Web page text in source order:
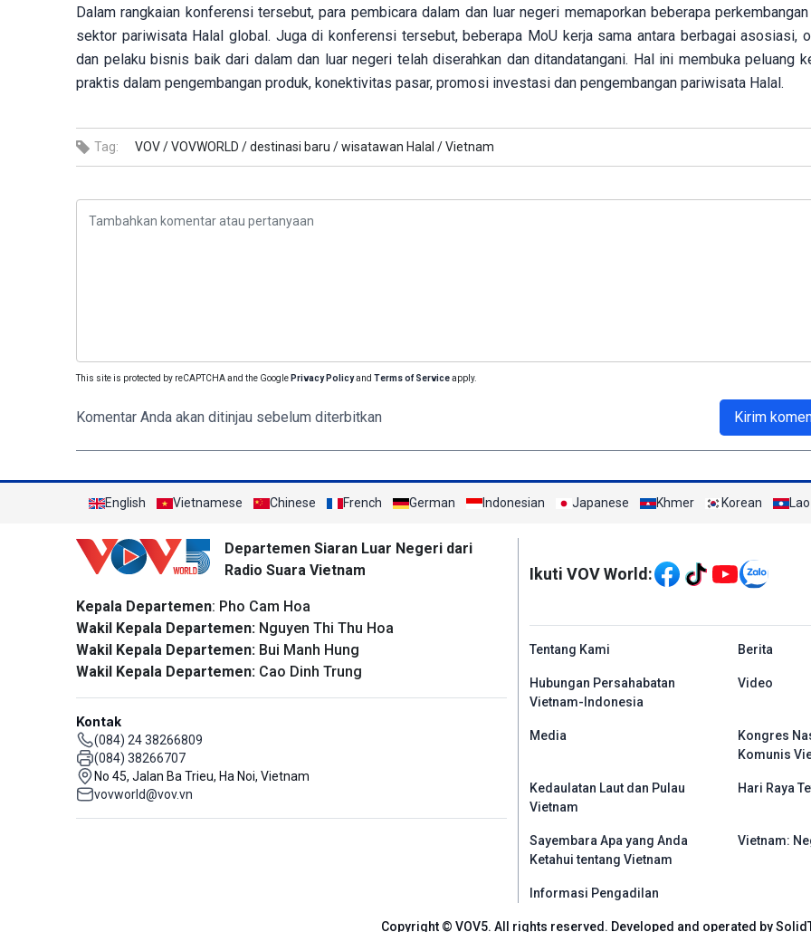
Dalam rangkaian konferensi tersebut, para pembicara dalam dan luar negeri memaporkan beberapa
sektor pariwisata Halal global. Juga di konferensi tersebut, beberapa MoU kerja sama antara berbagai asosiasi,
dan pelaku bisnis baik dari dalam dan luar negeri telah diserahkan dan ditandatangani. Hal ini membuka peluang
praktis dalam pengembangan produk, konektivitas pasar, promosi investasi dan pengembangan pariwisata Halal.
Tag: VOV /VOVWORLD /destinasi baru /wisatawan Halal /Vietnam
This site is protected by reCAPTCHA and the Google Privacy Policyand Terms of Serviceapply.
Komentar Anda akan ditinjau sebelum diterbitkan Kirim
English Vietnamese Chinese French German Indonesian Japanese Khmer Korean Lao
Departemen Siaran Luar Negeri dari
Radio Suara Vietnam
Kepala Departemen: Pho Cam Hoa
Wakil Kepala Departemen: Nguyen Thi Thu Hoa
Wakil Kepala Departemen: Bui Manh Hung
Wakil Kepala Departemen: Cao Dinh Trung
Kontak
(084) 24 38266809
(084) 38266707
No 45, Jalan Ba Trieu, Ha Noi, Vietnam
vovworld@vov.vn
Mạng xã hội
Ikuti VOV World:
menu footer tiếng Indo
Tentang Kami Berita
Hubungan Persahabatan
Vietnam-Indonesia
Video
Media
Kongres
Komunis
Kedaulatan Laut dan Pulau
Vietnam
Hari Raya
Sayembara Apa yang Anda
Ketahui tentang Vietnam
Vietnam:
Informasi Pengadilan
Copyright © VOV5. All rights reserved. Developed and operated by